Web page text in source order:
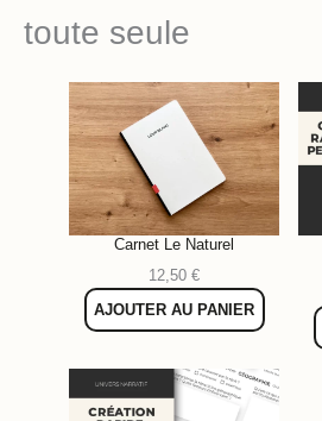
toute seule
Carnet Le Naturel
12,50€
AJOUTER AU PANIER